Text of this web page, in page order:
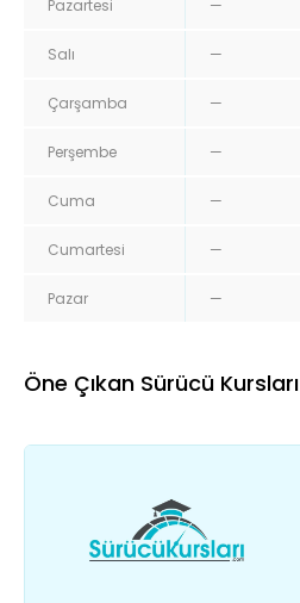
Pazartesi —
Salı —
Çarşamba —
Perşembe —
Cuma —
Cumartesi —
Pazar —
Öne Çıkan Sürücü Kursları